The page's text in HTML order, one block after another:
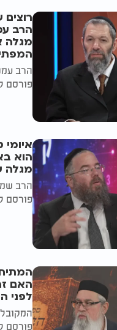
הרב
מגלה
הרב
פורסם
הוא
מגלה
הרב
פורסם
האם
לפני
פורסם